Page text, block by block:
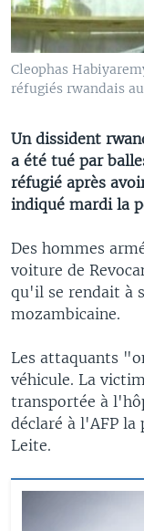
Cleophas
réfugiés rwandais
Un dissident
a été tué par
réfugié après
indiqué mardi la
Des hommes
voiture de
qu'il se rendait à
mozambicaine.
Les attaquants
véhicule. La
transportée à
déclaré à l'AFP
Leite.